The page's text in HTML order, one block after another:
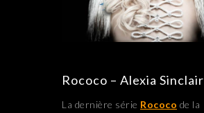
Rococo – Alexia Sinclair
La dernière série Rococo de la